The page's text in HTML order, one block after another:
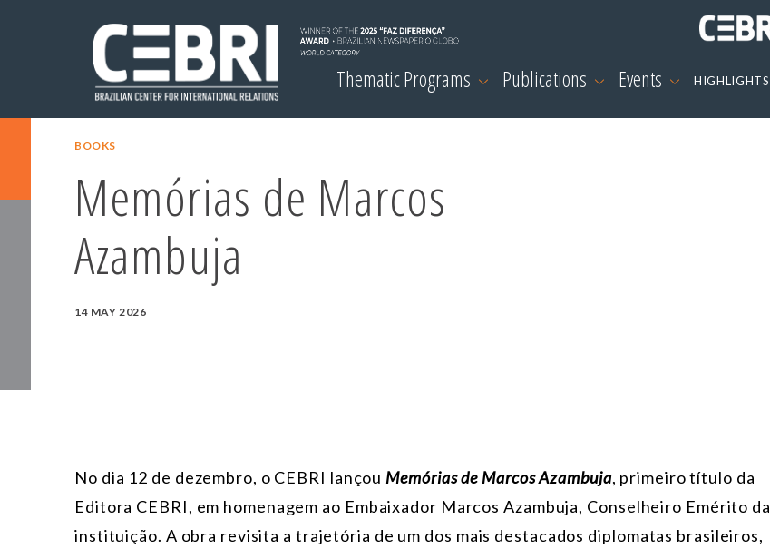
Thematic Programs Publications Events HIGHLIGHTS
BOOKS
Memórias de Marcos
Azambuja
14 MAY 2026
No dia 12 de dezembro, o CEBRI lançouMemórias de Marcos Azambuja, primeiro título da
Editora CEBRI, em homenagem ao Embaixador Marcos Azambuja, Conselheiro Emérito da
instituição. A obra revisita a trajetória de um dos mais destacados diplomatas brasileiros,